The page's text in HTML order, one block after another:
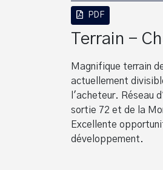
PDF
Terrain -
Magnifique terrain
actuellement
l'acheteur. Réseau
sortie 72 et de la
Excellente
développement.